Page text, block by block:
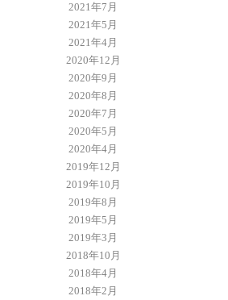
2021年7月
2021年5月
2021年4月
2020年12月
2020年9月
2020年8月
2020年7月
2020年5月
2020年4月
2019年12月
2019年10月
2019年8月
2019年5月
2019年3月
2018年10月
2018年4月
2018年2月